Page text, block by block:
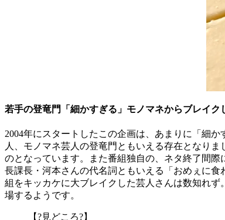
若手の登竜門「細かすぎる」モノマネからブレイク
2004年にスタートしたこの企画は、あまりに「細
人、モノマネ芸人の登竜門ともいえる存在となり
のとなっています。また番組独自の、ネタ終了間
長課長・河本さんの代名詞ともいえる「おめぇに
組をキッカケに大ブレイクした芸人さんは数知れ
場するようです。
【?見どころ?】